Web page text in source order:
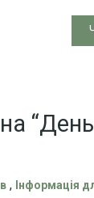
“День
, Інформація